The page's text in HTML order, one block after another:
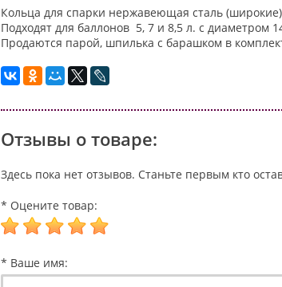
Кольца для спарки нержавеющая сталь
Подходят для баллонов 5, 7 и 8,5 л. с диаметром
Продаются парой, шпилька с барашком в
Отзывы о товаре:
Здесь пока нет отзывов. Станьте первым кто
* Оцените товар:
* Ваше имя: